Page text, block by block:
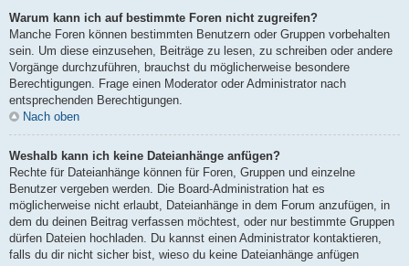
Warum kann ich auf bestimmte Foren nicht zugreifen?
Manche Foren können bestimmten Benutzern oder Gruppen vorbehalten
sein. Um diese einzusehen, Beiträge zu lesen, zu schreiben oder andere
Vorgänge durchzuführen, brauchst du möglicherweise besondere
Berechtigungen. Frage einen Moderator oder Administrator nach
entsprechenden Berechtigungen.
Nach oben
Weshalb kann ich keine Dateianhänge anfügen?
Rechte für Dateianhänge können für Foren, Gruppen und einzelne
Benutzer vergeben werden. Die Board-Administration hat es
möglicherweise nicht erlaubt, Dateianhänge in dem Forum anzufügen, in
dem du deinen Beitrag verfassen möchtest, oder nur bestimmte Gruppen
dürfen Dateien hochladen. Du kannst einen Administrator kontaktieren,
falls du dir nicht sicher bist, wieso du keine Dateianhänge anfügen